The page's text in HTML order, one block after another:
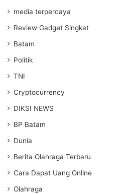
media terpercaya
Review Gadget Singkat
Batam
Politik
TNI
Cryptocurrency
DIKSI NEWS
BP Batam
Dunia
Berita Olahraga Terbaru
Cara Dapat Uang Online
Olahraga